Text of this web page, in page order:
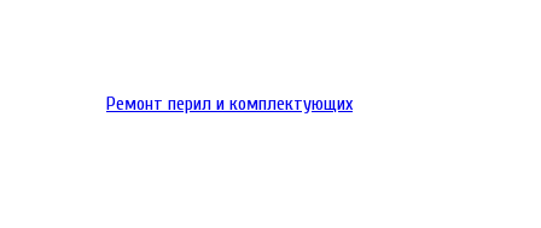
Ремонт перил и комплектующих